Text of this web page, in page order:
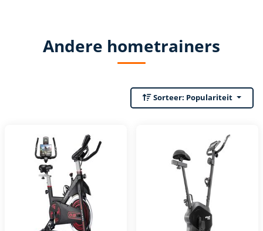
Andere hometrainers
Sorteer: Populariteit